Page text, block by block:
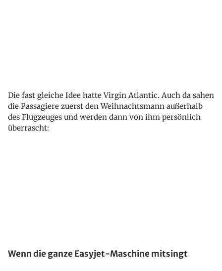
Die fast gleiche Idee hatte Virgin Atlantic. Auch da sahen
die Passagiere zuerst den Weihnachtsmann außerhalb
des Flugzeuges und werden dann von ihm persönlich
überrascht:
Wenn die ganze Easyjet-Maschine mitsingt